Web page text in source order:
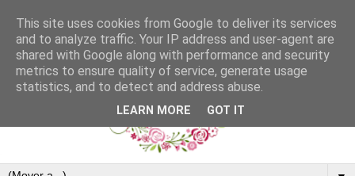
This site uses cookies from Google to deliver its services
and to analyze traffic. Your IP address and user-agent are
shared with Google along with performance and security
metrics to ensure quality of service, generate usage
statistics, and to detect and address abuse.
LEARN MORE GOT IT